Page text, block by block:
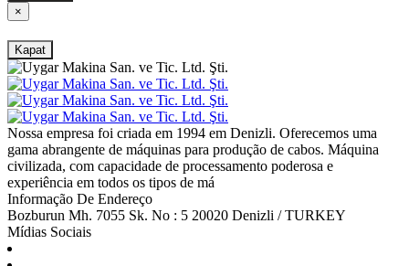
×
Kapat
Nossa empresa foi criada em 1994 em Denizli. Oferecemos uma
gama abrangente de máquinas para produção de cabos. Máquina
civilizada, com capacidade de processamento poderosa e
experiência em todos os tipos de má
Informação De Endereço
Bozburun Mh. 7055 Sk. No : 5 20020 Denizli / TURKEY
Mídias Sociais